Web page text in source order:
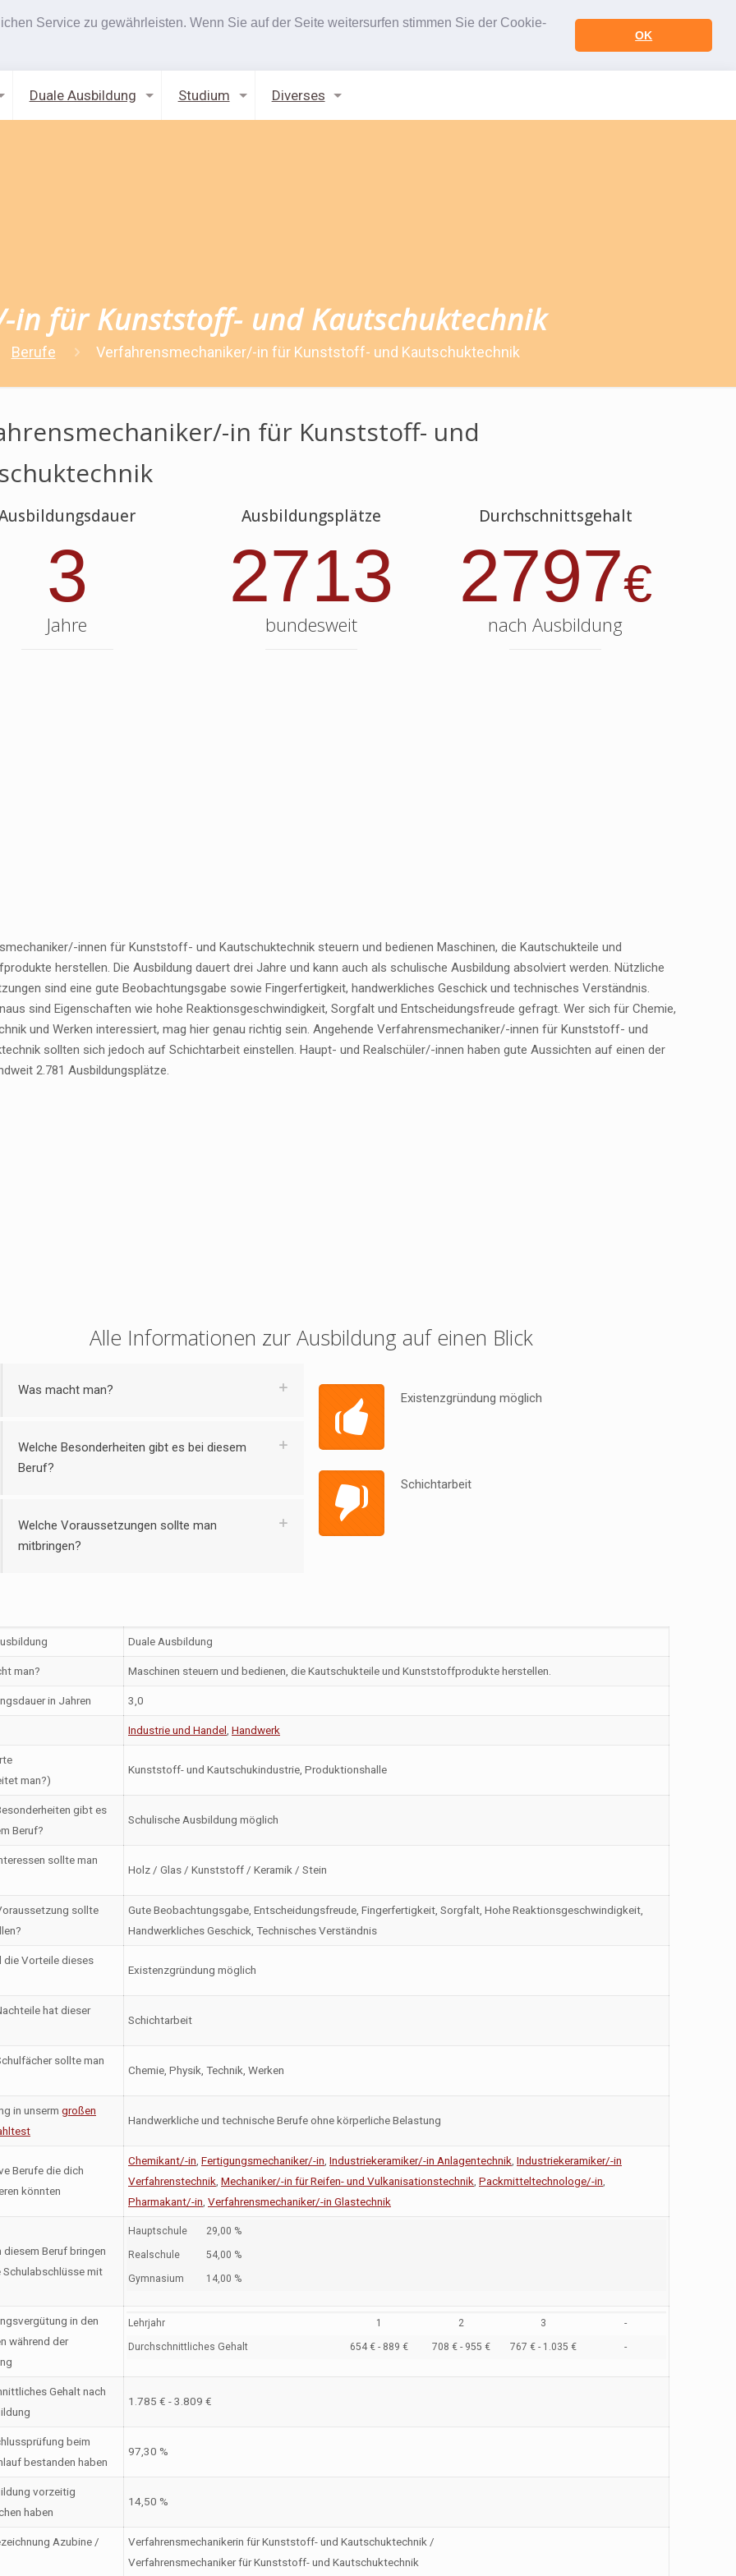
Service zu gewährleisten. Wenn Sie auf der Seite weitersurfen stimmen Sie der Cookie-
OK
Duale Ausbildung Studium Diverses
in für Kunststoff- und Kautschuktechnik
Berufe Verfahrensmechaniker/-in für Kunststoff- und Kautschuktechnik
in für Kunststoff- und
3
Jahre
Ausbildungsplätze
2713
bundesweit
Durchschnittsgehalt
2797€
nach Ausbildung
innen für Kunststoff- und Kautschuktechnik steuern und bedienen Maschinen, die Kautschukteile und
herstellen. Die Ausbildung dauert drei Jahre und kann auch als schulische Ausbildung absolviert werden. Nützliche
sind eine gute Beobachtungsgabe sowie Fingerfertigkeit, handwerkliches Geschick und technisches Verständnis.
sind Eigenschaften wie hohe Reaktionsgeschwindigkeit, Sorgfalt und Entscheidungsfreude gefragt. Wer sich für Chemie,
und Werken interessiert, mag hier genau richtig sein. Angehende Verfahrensmechaniker/-innen für Kunststoff- und
sollten sich jedoch auf Schichtarbeit einstellen. Haupt- und Realschüler/-innen haben gute Aussichten auf einen der
2.781 Ausbildungsplätze.
Alle Informationen zur Ausbildung auf einen Blick
Was macht man?
Welche Besonderheiten gibt es bei diesem
Beruf?
Welche Voraussetzungen sollte man
mitbringen?
Existenzgründung möglich
Schichtarbeit
Duale Ausbildung
man? Maschinen steuern und bedienen, die Kautschukteile und Kunststoffprodukte herstellen.
in Jahren 3,0
Industrie und Handel Handwerk
man?)
Kunststoff- und Kautschukindustrie, Produktionshalle
gibt es
Beruf?
Schulische Ausbildung möglich
sollte man
Holz / Glas / Kunststoff / Keramik / Stein
sollte
Gute Beobachtungsgabe, Entscheidungsfreude, Fingerfertigkeit, Sorgfalt, Hohe Reaktionsgeschwindigkeit,
Handwerkliches Geschick, Technisches Verständnis
die Vorteile dieses
Existenzgründung möglich
hat dieser
Schichtarbeit
sollte man
Chemie, Physik, Technik, Werken
in unserm großen
Handwerkliche und technische Berufe ohne körperliche Belastung
Berufe die dich
könnten
Chemikant/-in Fertigungsmechaniker/-in Industriekeramiker/-in Anlagentechnik Industriekeramiker/-in
Verfahrenstechnik Mechaniker/-in für Reifen- und Vulkanisationstechnik Packmitteltechnologe/-in
Pharmakant/-in Verfahrensmechaniker/-in Glastechnik
diesem Beruf bringen
mit
Hauptschule 29,00 %
Realschule 54,00 %
Gymnasium 14,00 %
in den
während der
Lehrjahr 1 2 3 -
Durchschnittliches Gehalt 654 € - 889 € 708 € - 955 € 767 € - 1.035 € -
Gehalt nach
1.785 € - 3.809 €
beim
bestanden haben
97,30 %
vorzeitig
haben
14,50 %
Azubine /
Verfahrensmechanikerin für Kunststoff- und Kautschuktechnik /
Verfahrensmechaniker für Kunststoff- und Kautschuktechnik